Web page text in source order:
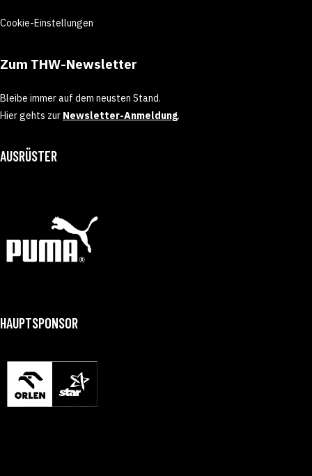
Cookie-Einstellungen
Zum THW-Newsletter
Bleibe immer auf dem neusten Stand.
Hier gehts zur Newsletter-Anmeldung.
AUSRÜSTER
HAUPTSPONSOR